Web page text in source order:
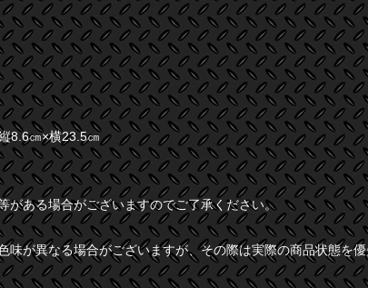
8.6㎝×横23.5㎝
がある場合がございますのでご了承ください。
が異なる場合がございますが、その際は実際の商品状態を